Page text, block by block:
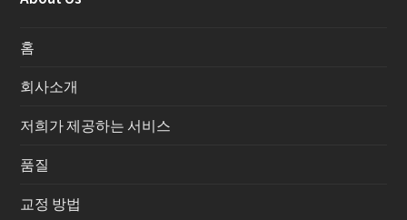
홈
회사소개
저희가 제공하는 서비스
품질
교정 방법